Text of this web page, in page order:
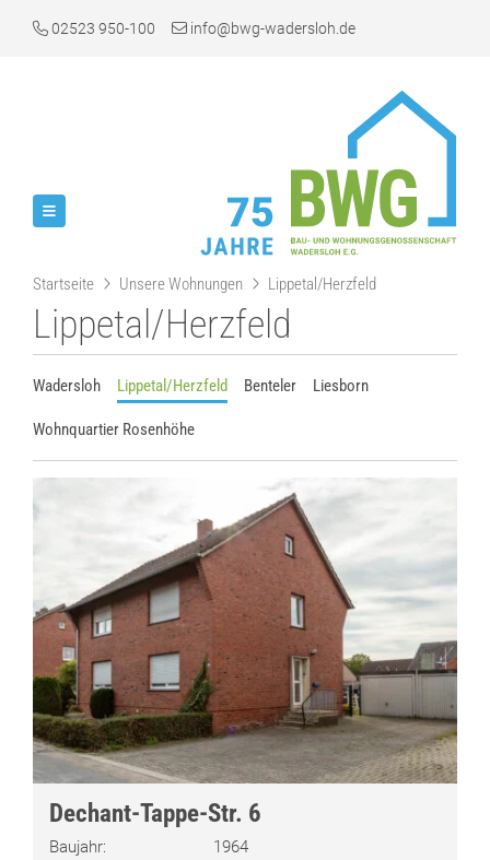
02523 950-100 info@bwg-wadersloh.de
Startseite Unsere Wohnungen Lippetal/Herzfeld
Lippetal/Herzfeld
Wadersloh Lippetal/Herzfeld Benteler Liesborn
Wohnquartier Rosenhöhe
Dechant-Tappe-Str. 6
Baujahr:
1964